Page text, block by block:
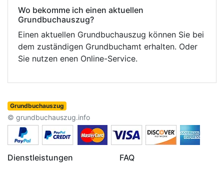
Wo bekomme ich einen aktuellen
Grundbuchauszug?
Einen aktuellen Grundbuchauszug können Sie bei
dem zuständigen Grundbuchamt erhalten. Oder
Sie nutzen enen Online-Service.
Grundbuchauszug
© grundbuchauszug.info
Dienstleistungen
FAQ